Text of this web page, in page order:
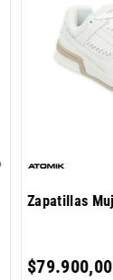
Zapatillas
$79.900,00